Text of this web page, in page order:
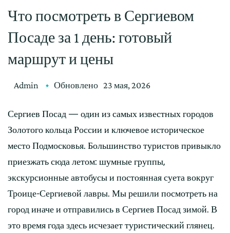
Что посмотреть в Сергиевом
Посаде за 1 день: готовый
маршрут и цены
Admin Обновлено 23 мая, 2026
Сергиев Посад — один из самых известных городов
Золотого кольца России и ключевое историческое
место Подмосковья. Большинство туристов привыкло
приезжать сюда летом: шумные группы,
экскурсионные автобусы и постоянная суета вокруг
Троице-Сергиевой лавры. Мы решили посмотреть на
город иначе и отправились в Сергиев Посад зимой. В
это время года здесь исчезает туристический глянец.